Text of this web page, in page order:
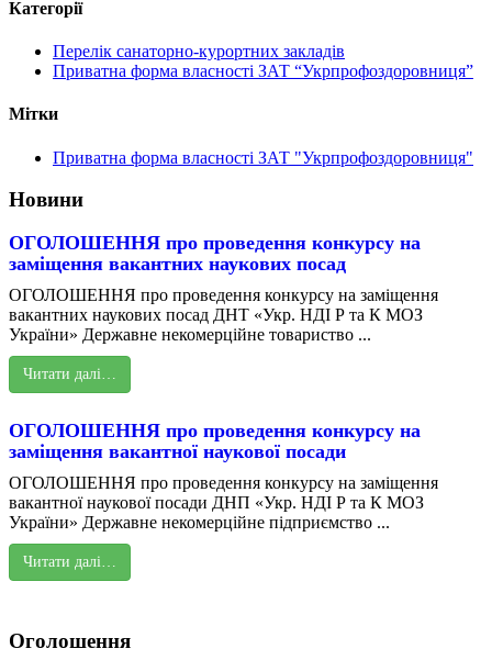
Категорії
Перелік санаторно-курортних закладів
Приватна форма власності ЗАТ “Укрпрофоздоровниця”
Мітки
Приватна форма власності ЗАТ "Укрпрофоздоровниця"
Новини
ОГОЛОШЕННЯ про проведення конкурсу на
заміщення вакантних наукових посад
ОГОЛОШЕННЯ про проведення конкурсу на заміщення
вакантних наукових посад ДНТ «Укр. НДІ Р та К МОЗ
України» Державне некомерційне товариство ...
Читати далі…
ОГОЛОШЕННЯ про проведення конкурсу на
заміщення вакантної наукової посади
ОГОЛОШЕННЯ про проведення конкурсу на заміщення
вакантної наукової посади ДНП «Укр. НДІ Р та К МОЗ
України» Державне некомерційне підприємство ...
Читати далі…
Оголошення